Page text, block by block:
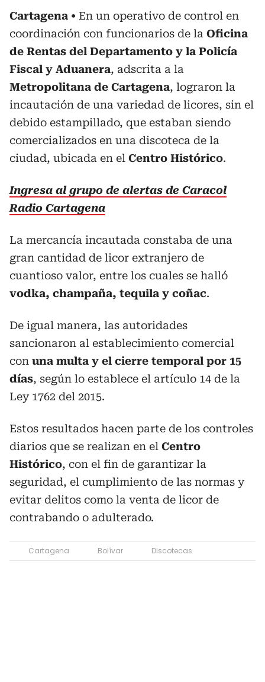
Cartagena
En un operativo de control en
coordinación con funcionarios de la Oficina
de Rentas del Departamento y la Policía
Fiscal y Aduanera, adscrita a la
Metropolitana de Cartagena, lograron la
incautación de una variedad de licores, sin el
debido estampillado, que estaban siendo
comercializados en una discoteca de la
ciudad, ubicada en el Centro Histórico.
Ingresa al grupo de alertas de Caracol
Radio Cartagena
La mercancía incautada constaba de una
gran cantidad de licor extranjero de
cuantioso valor, entre los cuales se halló
vodka, champaña, tequila y coñac.
De igual manera, las autoridades
sancionaron al establecimiento comercial
con una multa y el cierre temporal por 15
días, según lo establece el artículo 14 de la
Ley 1762 del 2015.
Estos resultados hacen parte de los controles
diarios que se realizan en el Centro
Histórico, con el fin de garantizar la
seguridad, el cumplimiento de las normas y
evitar delitos como la venta de licor de
contrabando o adulterado.
Cartagena Bolívar Discotecas